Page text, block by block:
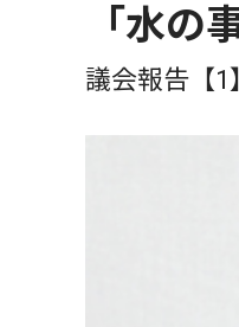
「水の
議会報告【1